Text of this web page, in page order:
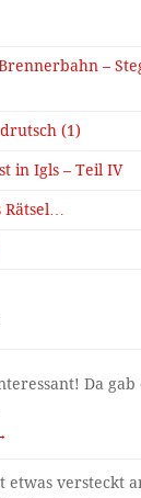
–
(1)
in Igls – Teil IV
Da gab
etwas versteckt